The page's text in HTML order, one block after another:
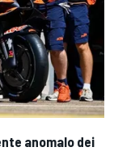
anomalo dei